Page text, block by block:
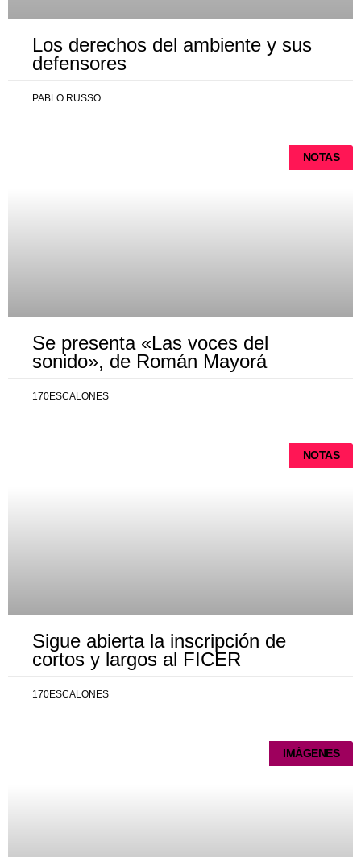
Los derechos del ambiente y sus
defensores
PABLO RUSSO
NOTAS
Se presenta «Las voces del
sonido», de Román Mayorá
170ESCALONES
NOTAS
Sigue abierta la inscripción de
cortos y largos al FICER
170ESCALONES
IMÁGENES